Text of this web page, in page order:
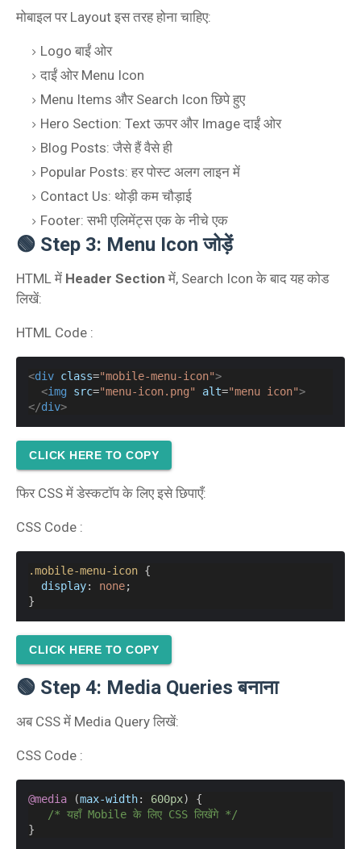
मोबाइल पर Layout इस तरह होना चाहिए:
Logo बाईं ओर
दाईं ओर Menu Icon
Menu Items और Search Icon छिपे हुए
Hero Section: Text ऊपर और Image दाईं ओर
Blog Posts: जैसे हैं वैसे ही
Popular Posts: हर पोस्ट अलग लाइन में
Contact Us: थोड़ी कम चौड़ाई
Footer: सभी एलिमेंट्स एक के नीचे एक
🟢 Step 3: Menu Icon जोड़ें
HTML में Header Section में, Search Icon के बाद यह कोड
लिखें:
HTML Code :
<div class="mobile-menu-icon">
<img src="menu-icon.png" alt="menu icon">
</div>
CLICK HERE TO COPY
फिर CSS में डेस्कटॉप के लिए इसे छिपाएँ:
CSS Code :
.mobile-menu-icon {
display: none;
}
CLICK HERE TO COPY
🟢 Step 4: Media Queries बनाना
अब CSS में Media Query लिखें:
CSS Code :
@media (max-width: 600px) {
/* यहाँ Mobile के लिए CSS लिखेंगे */
}